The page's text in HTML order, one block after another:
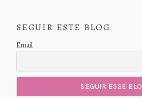
SEGUIR ESTE BLOG
Email